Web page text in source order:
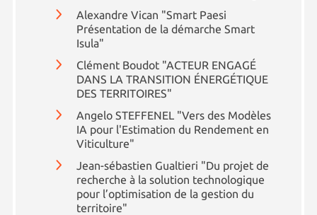
Alexandre Vican "Smart Paesi
Présentation de la démarche Smart
Isula"
Clément Boudot "ACTEUR ENGAGÉ
DANS LA TRANSITION ÉNERGÉTIQUE
DES TERRITOIRES"
Angelo STEFFENEL "Vers des Modèles
IA pour l'Estimation du Rendement en
Viticulture"
Jean-sébastien Gualtieri "Du projet de
recherche à la solution technologique
pour l’optimisation de la gestion du
territoire"